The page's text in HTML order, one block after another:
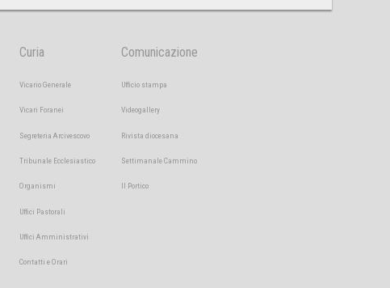
Curia
Vicario Generale
Vicari Foranei
Segreteria Arcivescovo
Tribunale Ecclesiastico
Organismi
Uffici Pastorali
Uffici Amministrativi
Contatti e Orari
Comunicazione
Ufficio stampa
Videogallery
Rivista diocesana
Settimanale Cammino
Il Portico